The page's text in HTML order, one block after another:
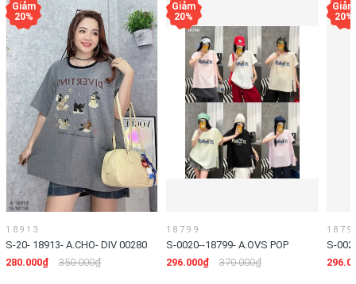
18913
S-20- 18913- A.CHO- DIV 00280
280.000₫
350.000₫
18799
S-0020--18799- A.OVS POP
00296
296.000₫ 370.000₫
S-
00296